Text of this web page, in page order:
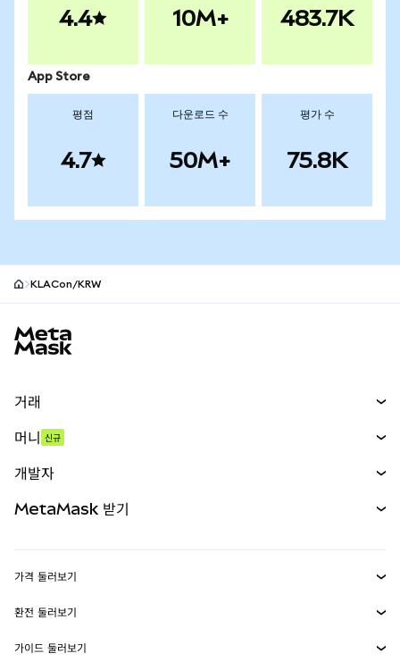
4.4 10M+ 483.7K
App Store
평점
4.7
다운로드 수
50M+
평가 수
75.8K
KLACon/KRW
거래
무기한 선물
실물자산
머니 신규
개발자
MetaMask Connect
Snaps
MetaMask 받기
보안
가격 둘러보기
이더리움 가격
솔라나 가격
환전 둘러보기
ETH를 USD로 환전
가이드 둘러보기